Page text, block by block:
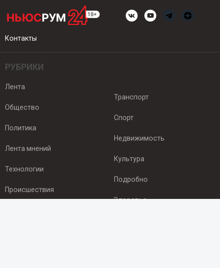
Контакты
РУБРИКИ
Лента
Общество
Политика
Лента мнений
Технологии
Происшествия
Транспорт
Спорт
Недвижимость
Культура
Подробно
Здоровье